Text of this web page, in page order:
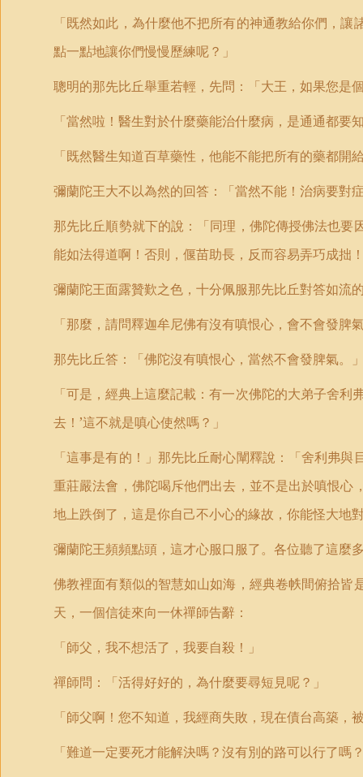
「既然如此，為什麼他不把所有的神通教給你們，
點一點地讓你們慢慢歷練呢？」
聰明的那先比丘舉重若輕，先問：「大王，如果您是
「當然啦！醫生對於什麼藥能治什麼病，是通通都要
「既然醫生知道百草藥性，他能不能把所有的藥都開
彌蘭陀王大不以為然的回答：「當然不能！治病要對
那先比丘順勢就下的說：「同理，佛陀傳授佛法也
能如法得道啊！否則，偃苗助長，反而容易弄巧成拙
彌蘭陀王面露贊歎之色，十分佩服那先比丘對答如流
「那麼，請問釋迦牟尼佛有沒有嗔恨心，會不會發脾
那先比丘答：「佛陀沒有嗔恨心，當然不會發脾氣。
「可是，經典上這麼記載：有一次佛陀的大弟子舍
去！’這不就是嗔心使然嗎？」
「這事是有的！」那先比丘耐心闡釋說：「舍利弗
重莊嚴法會，佛陀喝斥他們出去，並不是出於嗔恨
地上跌倒了，這是你自己不小心的緣故，你能怪大地
彌蘭陀王頻頻點頭，這才心服口服了。各位聽了這麼
佛教裡面有類似的智慧如山如海，經典卷帙間俯拾
天，一個信徒來向一休禪師告辭：
「師父，我不想活了，我要自殺！」
禪師問：「活得好好的，為什麼要尋短見呢？」
「師父啊！您不知道，我經商失敗，現在債台高築
「難道一定要死才能解決嗎？沒有別的路可以行了嗎